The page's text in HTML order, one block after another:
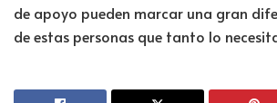
de apoyo pueden marcar una gran
de estas personas que tanto lo